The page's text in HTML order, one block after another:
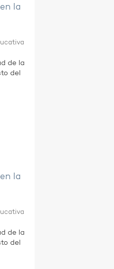
la
de la
del
la
de la
del